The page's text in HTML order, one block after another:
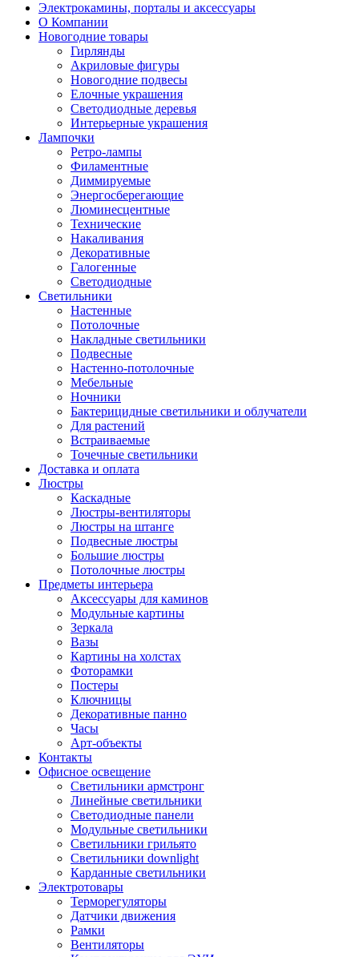
Электрокамины, порталы и аксессуары
О Компании
Новогодние товары
Гирлянды
Акриловые фигуры
Новогодние подвесы
Елочные украшения
Светодиодные деревья
Интерьерные украшения
Лампочки
Ретро-лампы
Филаментные
Диммируемые
Энергосберегающие
Люминесцентные
Технические
Накаливания
Декоративные
Галогенные
Светодиодные
Светильники
Настенные
Потолочные
Накладные светильники
Подвесные
Настенно-потолочные
Мебельные
Ночники
Бактерицидные светильники и облучатели
Для растений
Встраиваемые
Точечные светильники
Доставка и оплата
Люстры
Каскадные
Люстры-вентиляторы
Люстры на штанге
Подвесные люстры
Большие люстры
Потолочные люстры
Предметы интерьера
Аксессуары для каминов
Модульные картины
Зеркала
Вазы
Картины на холстах
Фоторамки
Постеры
Ключницы
Декоративные панно
Часы
Арт-объекты
Контакты
Офисное освещение
Светильники армстронг
Линейные светильники
Светодиодные панели
Модульные светильники
Светильники грильято
Светильники downlight
Карданные светильники
Электротовары
Терморегуляторы
Датчики движения
Рамки
Вентиляторы